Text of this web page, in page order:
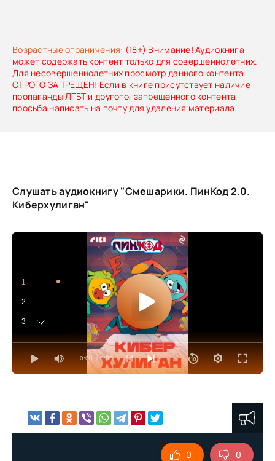
Возрастные ограничения: (18+) Внимание! Аудиокнига
может содержать контент только для совершеннолетних.
Для несовершеннолетних просмотр данного контента
СТРОГО ЗАПРЕЩЕН! Если в книге присутствует наличие
пропаганды ЛГБТ и другого, запрещенного контента -
просьба написать на почту для удаления материала.
Слушать аудиокнигу "Смешарики. ПинКод 2.0.
Киберхулиган"
0:00 / 0:00
1
2
3
4
0 0